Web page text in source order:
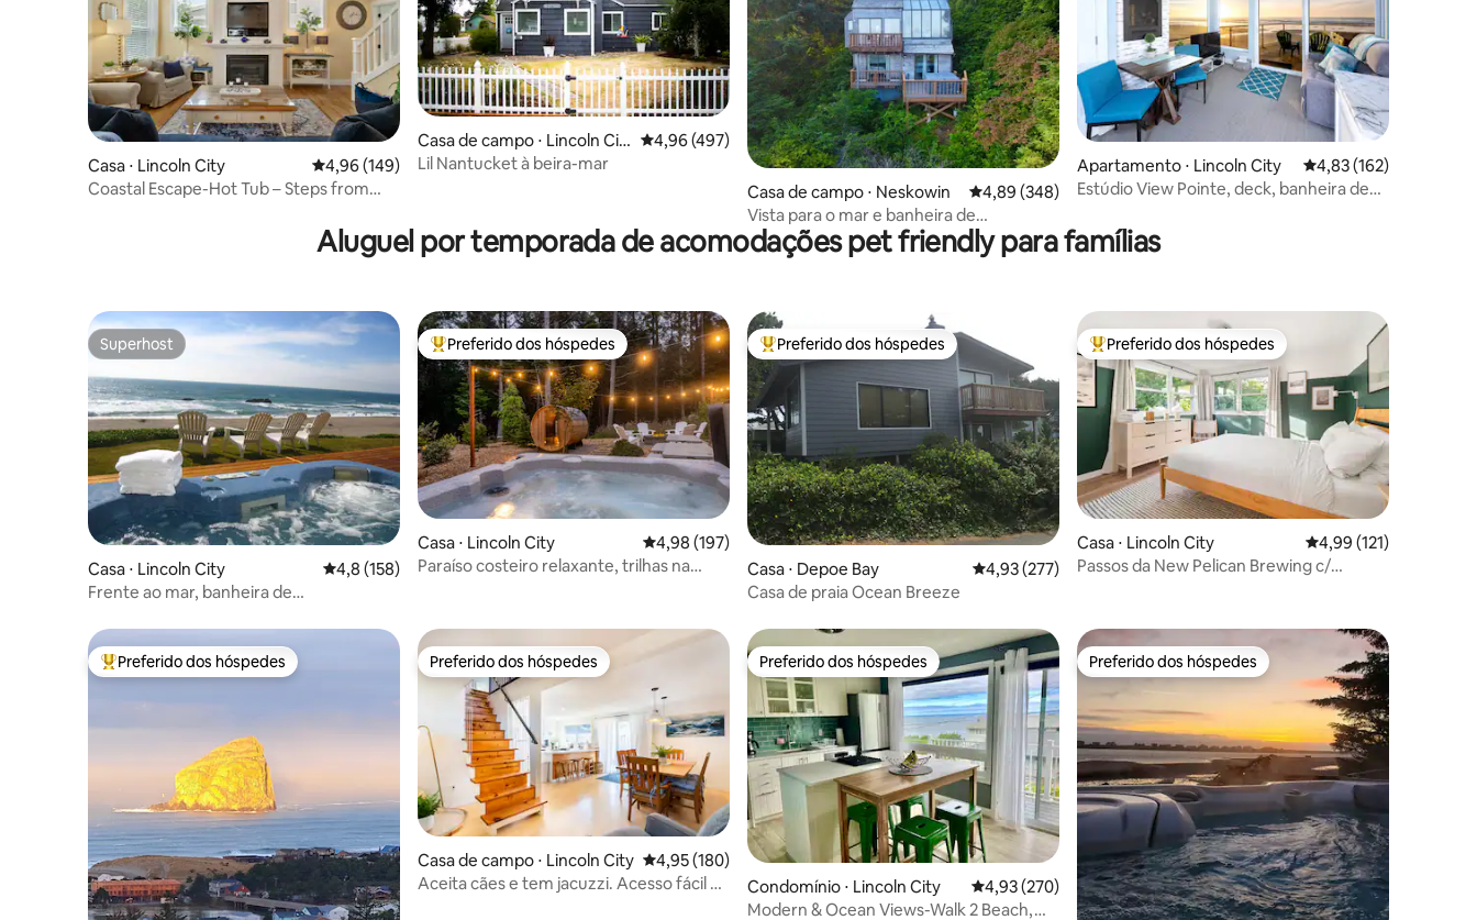
Casa ⋅ Lincoln City 4,96 de uma avaliação média de 5, 149 avaliações
4,96 (149)
Coastal Escape-Hot Tub – Steps from
Casa de campo ⋅ Lincoln Cit
y
4,96 de uma avaliação média de 5, 497 avaliações
4,96 (497)
Lil Nantucket à beira-mar
Casa de campo ⋅ Neskowin 4,89 de uma avaliação média de 5, 348 avaliações
4,89 (348)
Vista para o mar e banheira de
hidromassagem no The Burrow
Apartamento ⋅ Lincoln City 4,83 de uma avaliação
4,83 (162)
Estúdio View Pointe, deck, banheira de
Aluguel por temporada de acomodações pet friendly para famílias
Superhost
Superhost
Casa ⋅ Lincoln City 4,8 de uma avaliação média de 5, 158 avaliações
4,8 (158)
Frente ao mar, banheira de
cassino
Entre os melhores preferidos dos hóspedes
Preferido dos hóspedes
Casa ⋅ Lincoln City 4,98 de uma avaliação média de 5, 197 avaliações
4,98 (197)
Paraíso costeiro relaxante, trilhas na
Entre os melhores preferidos dos hóspedes
Preferido dos hóspedes
Casa ⋅ Depoe Bay 4,93 de uma avaliação média de 5, 277 avaliações
4,93 (277)
Casa de praia Ocean Breeze
Entre os melhores preferidos dos hóspedes
Preferido dos hóspedes
Casa ⋅ Lincoln City 4,99 de uma avaliação
4,99 (121)
Passos da New Pelican Brewing c/
Entre os melhores preferidos dos hóspedes
Preferido dos hóspedes Preferido dos hóspedes
Preferido dos hóspedes
Casa de campo ⋅ Lincoln City 4,95 de uma avaliação média de 5, 180 avaliações
4,95 (180)
Aceita cães e tem jacuzzi. Acesso fácil à
Preferido dos hóspedes
Preferido dos hóspedes
Condomínio ⋅ Lincoln City 4,93 de uma avaliação média de 5, 270 avaliações
4,93 (270)
Modern & Ocean Views-Walk 2 Beach,
Preferido dos hóspedes
Preferido dos hóspedes